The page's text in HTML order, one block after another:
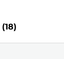
(18)